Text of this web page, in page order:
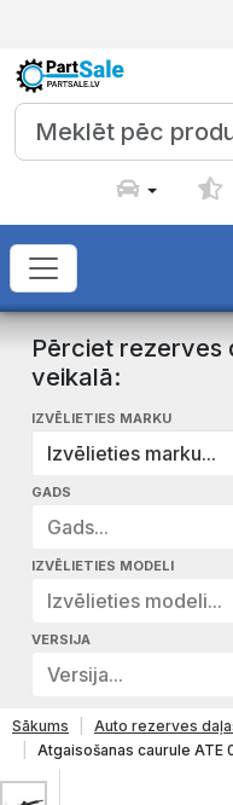
Pērciet rezerves
veikalā:
IZVĒLIETIES MARKU
Izvēlieties marku...
GADS
Gads...
IZVĒLIETIES MODELI
Izvēlieties modeli...
VERSIJA
Versija...
Sākums
Auto rezerves
Atgaisošanas caurule ATE